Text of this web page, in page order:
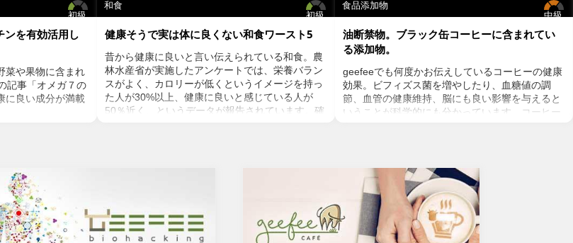
初級
ンを有効活用し
菜や果物に含まれ
記事「オメガ７の
に良い成分が満載
がありウイルス
と言われていま
働きを持つ亜鉛
います。今回
と亜鉛との関連性
初級
和食
健康そうで実は体に良くない和食ワースト5
昔から健康に良いと言い伝えられている和食。農
林水産省が実施したアンケートでは、栄養バラン
スがよく、カロリーが低くというイメージを持っ
た人が30%以上、健康に良いと感じている人が
50％近く、というデータが報告されています。確
見るからに不健康そうな焦げ焦げの焼き魚を違和
感なく食べている人も多いのでは？魚が高温調理
されることでアミノ酸(タンパク質)とクレアチン
中級
食品添加物
油断禁物。ブラック缶コーヒーに含まれてい
る添加物。
geefeeでも何度かお伝えしているコーヒーの健康
効果。ビフィズス菌を増やしたり、血糖値の調
節、血管の健康維持、脳にも良い影響を与えると
いうことが科学的にも分かっています。コーヒー
れるのを阻害し、糖質である砂糖は血糖値を上げ
インスリン抵抗性を増やすことに。人工甘味料も
さまざまなリスクを懸念するとおススメできませ
ん。お気に入りの豆を挽いて家で飲むコーヒーが
ベストではありますが、外出先ではブラック缶
コーヒーという選択肢もありますよね。でも、ブ